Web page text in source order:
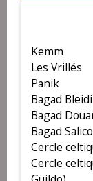
Kemm
Les Vrillés
Panik
Bagad
Bagad
Bagad
Cercle
Cercle